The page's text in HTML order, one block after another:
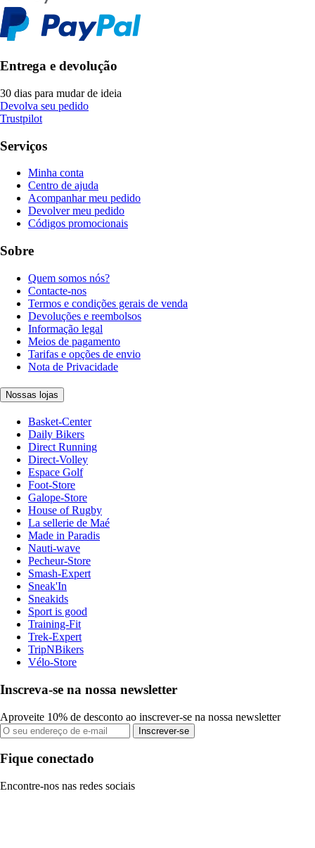
Entrega e devolução
30 dias para mudar de ideia
Devolva seu pedido
Trustpilot
Serviços
Minha conta
Centro de ajuda
Acompanhar meu pedido
Devolver meu pedido
Códigos promocionais
Sobre
Quem somos nós?
Contacte-nos
Termos e condições gerais de venda
Devoluções e reembolsos
Informação legal
Meios de pagamento
Tarifas e opções de envio
Nota de Privacidade
Nossas lojas
Basket-Center
Daily Bikers
Direct Running
Direct-Volley
Espace Golf
Foot-Store
Galope-Store
House of Rugby
La sellerie de Maé
Made in Paradis
Nauti-wave
Pecheur-Store
Smash-Expert
Sneak'In
Sneakids
Sport is good
Training-Fit
Trek-Expert
TripNBikers
Vélo-Store
Inscreva-se na nossa newsletter
Aproveite 10% de desconto ao inscrever-se na nossa newsletter
Inscrever-se
Fique conectado
Encontre-nos nas redes sociais